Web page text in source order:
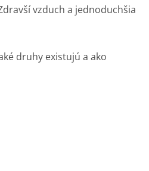
vzduch a jednoduchšia
druhy existujú a ako